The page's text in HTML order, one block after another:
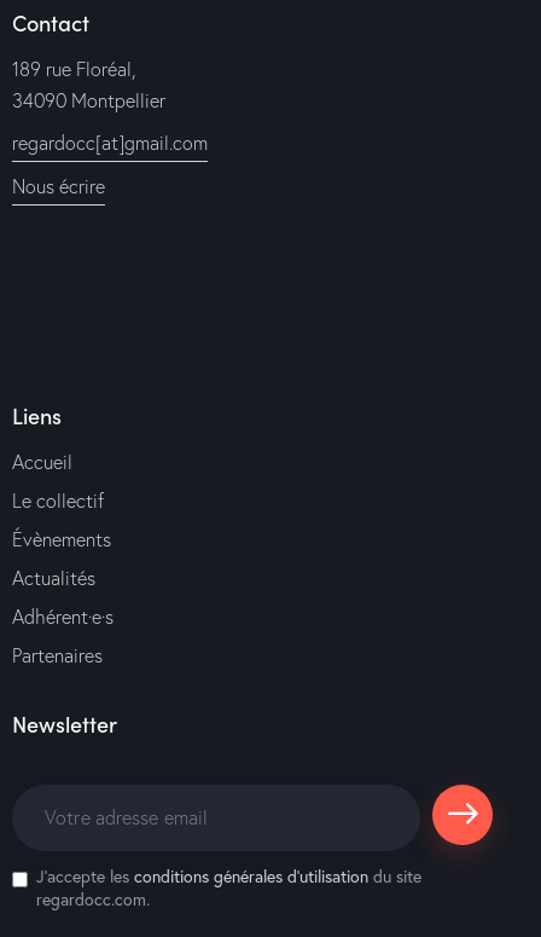
Contact
189 rue Floréal,
34090 Montpellier
regardocc[at]gmail.com
Nous écrire
Liens
Accueil
Le collectif
Évènements
Actualités
Adhérent·e·s
Partenaires
Newsletter
S'abonne
J'accepte les conditions générales d’utilisation du site
regardocc.com.